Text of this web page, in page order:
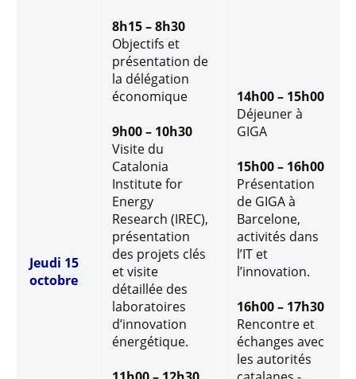
Jeudi 15
octobre
8h15 – 8h30
Objectifs et
présentation de
la délégation
économique
9h00 – 10h30
Visite du
Catalonia
Institute for
Energy
Research (IREC),
présentation
des projets clés
et visite
détaillée des
laboratoires
d’innovation
énergétique.
14h00 – 15h00
Déjeuner à
GIGA
15h00 – 16h00
Présentation
de GIGA à
Barcelone,
activités dans
l’IT et
l’innovation.
16h00 – 17h30
Rencontre et
échanges avec
les autorités